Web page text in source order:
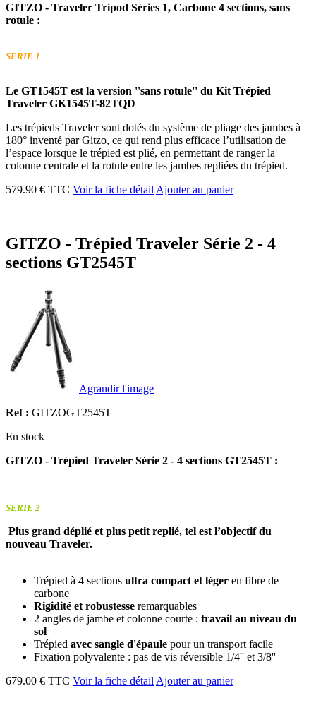
GITZO - Traveler Tripod Séries 1, Carbone 4 sections, sans
rotule :
SERIE 1
Le GT1545T est la version ''sans rotule'' du Kit Trépied
Traveler GK1545T-82TQD
Les trépieds Traveler sont dotés du système de pliage des jambes à
180° inventé par Gitzo, ce qui rend plus efficace l’utilisation de
l’espace lorsque le trépied est plié, en permettant de ranger la
colonne centrale et la rotule entre les jambes repliées du trépied.
579.90 € TTC Voir la fiche détail Ajouter au panier
GITZO - Trépied Traveler Série 2 - 4
sections GT2545T
Agrandir l'image
Ref : GITZOGT2545T
En stock
GITZO - Trépied Traveler Série 2 - 4 sections GT2545T :
SERIE 2
Plus grand déplié et plus petit replié, tel est l’objectif du
nouveau Traveler.
Trépied à 4 sections ultra compact et léger en fibre de
carbone
Rigidité et robustesse remarquables
2 angles de jambe et colonne courte : travail au niveau du
sol
Trépied avec sangle d'épaule pour un transport facile
Fixation polyvalente : pas de vis réversible 1/4'' et 3/8''
679.00 € TTC Voir la fiche détail Ajouter au panier